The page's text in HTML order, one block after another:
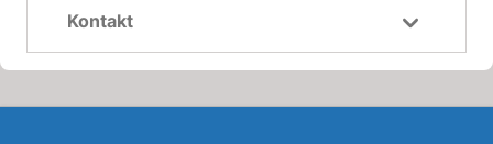
Kontakt